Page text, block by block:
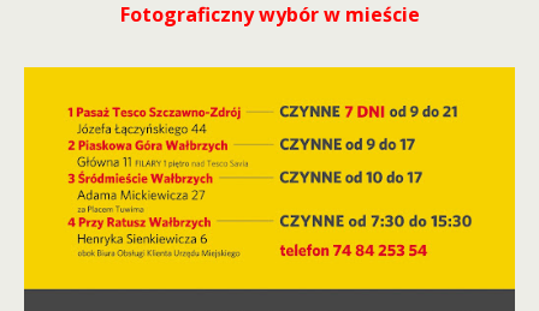
Fotograficzny wybór w mieście